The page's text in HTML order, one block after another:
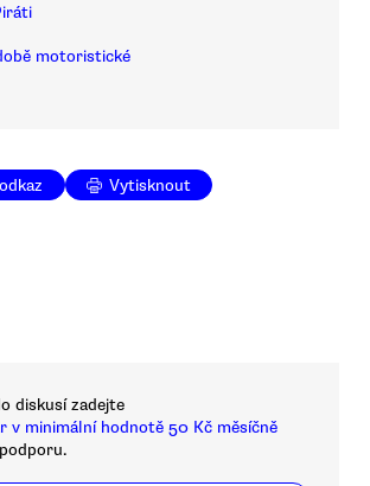
motoristické
Vytisknout
diskusí zadejte
v minimální hodnotě 50 Kč měsíčně